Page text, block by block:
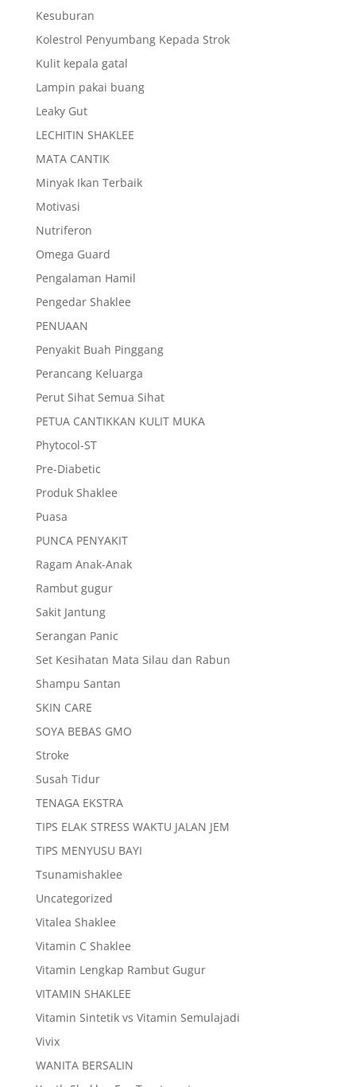
Kesuburan
Kolestrol Penyumbang Kepada Strok
Kulit kepala gatal
Lampin pakai buang
Leaky Gut
LECHITIN SHAKLEE
MATA CANTIK
Minyak Ikan Terbaik
Motivasi
Nutriferon
Omega Guard
Pengalaman Hamil
Pengedar Shaklee
PENUAAN
Penyakit Buah Pinggang
Perancang Keluarga
Perut Sihat Semua Sihat
PETUA CANTIKKAN KULIT MUKA
Phytocol-ST
Pre-Diabetic
Produk Shaklee
Puasa
PUNCA PENYAKIT
Ragam Anak-Anak
Rambut gugur
Sakit Jantung
Serangan Panic
Set Kesihatan Mata Silau dan Rabun
Shampu Santan
SKIN CARE
SOYA BEBAS GMO
Stroke
Susah Tidur
TENAGA EKSTRA
TIPS ELAK STRESS WAKTU JALAN JEM
TIPS MENYUSU BAYI
Tsunamishaklee
Uncategorized
Vitalea Shaklee
Vitamin C Shaklee
Vitamin Lengkap Rambut Gugur
VITAMIN SHAKLEE
Vitamin Sintetik vs Vitamin Semulajadi
Vivix
WANITA BERSALIN